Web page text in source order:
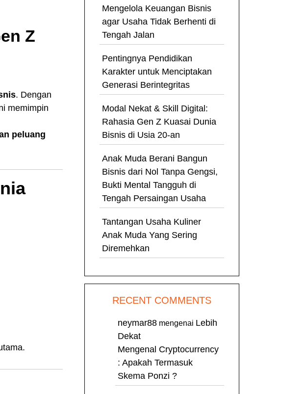
Z
. Dengan
memimpin
peluang
Mengelola Keuangan Bisnis
agar Usaha Tidak Berhenti di
Tengah Jalan
Pentingnya Pendidikan
Karakter untuk Menciptakan
Generasi Berintegritas
Modal Nekat & Skill Digital:
Rahasia Gen Z Kuasai Dunia
Bisnis di Usia 20-an
Anak Muda Berani Bangun
Bisnis dari Nol Tanpa Gengsi,
Bukti Mental Tangguh di
Tengah Persaingan Usaha
Tantangan Usaha Kuliner
Anak Muda Yang Sering
Diremehkan
RECENT COMMENTS
neymar88 mengenai Lebih
Dekat
Mengenal Cryptocurrency
: Apakah Termasuk
Skema Ponzi ?